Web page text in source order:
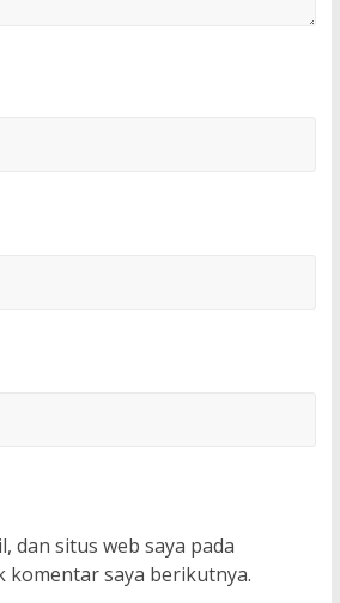
dan situs web saya pada
komentar saya berikutnya.